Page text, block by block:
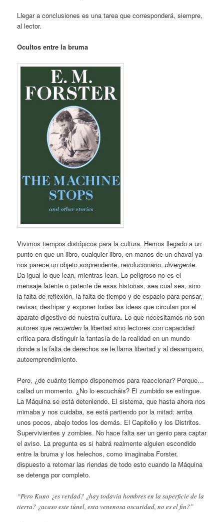
Llegar a conclusiones es una tarea que corresponderá, siempre,
al lector.
Ocultos entre la bruma
Vivimos tiempos distópicos para la cultura. Hemos llegado a un
punto en que un libro, cualquier libro, en manos de un chaval ya
nos parece un objeto sorprendente, revolucionario,divergente.
Da igual lo que lean, mientras lean. Lo peligroso no es el
mensaje latente o patente de esas historias, sea cual sea, sino
la falta de reflexión, la falta de tiempo y de espacio para pensar,
revisar, destripar y exponer todas las ideas que circulan por el
aparato digestivo de nuestra cultura. Lo que necesitamos no son
autores querecuerden la libertad sino lectores con capacidad
crítica para distinguir la fantasía de la realidad en un mundo
donde a la falta de derechos se le llama libertad y al desamparo,
autoemprendimiento.
Pero, ¿de cuánto tiempo disponemos para reaccionar? Porque…
callad un momento. ¿No lo escucháis? El zumbido se extingue.
La Máquina se está deteniendo. El sistema, que hasta ahora nos
mimaba y nos cuidaba, se está partiendo por la mitad: arriba
unos pocos, abajo todos los demás. El Capitolio y los Distritos.
Supervivientes y zombies. No hace falta ser un genio para captar
el aviso. La pregunta es si habrá realmente alguien escondido
entre la bruma y los helechos, como imaginaba Forster,
dispuesto a retomar las riendas de todo esto cuando la Máquina
se detenga por completo.
“Pero Kuno ¿es verdad? ¿hay todavía hombres en la superficie de la
tierra? ¿acaso este túnel, esta venenosa oscuridad, no es el fin?”